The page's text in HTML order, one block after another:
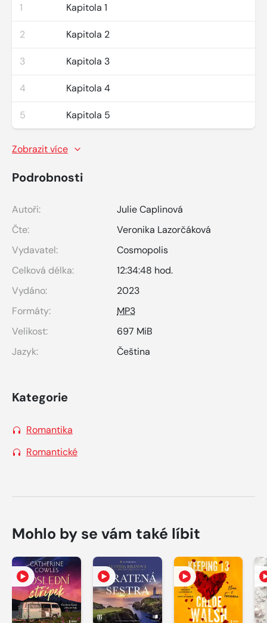
1 Kapitola 1
2 Kapitola 2
3 Kapitola 3
4 Kapitola 4
5 Kapitola 5
Zobrazit více
Podrobnosti
Autoři:
Julie Caplinová
Čte:
Veronika Lazorčáková
Vydavatel:
Cosmopolis
Celková délka:
12:34:48 hod.
Vydáno:
2023
Formáty:
MP3
Velikost:
697 MiB
Jazyk:
Čeština
Kategorie
Romantika
Romantické
Mohlo by se vám také líbit